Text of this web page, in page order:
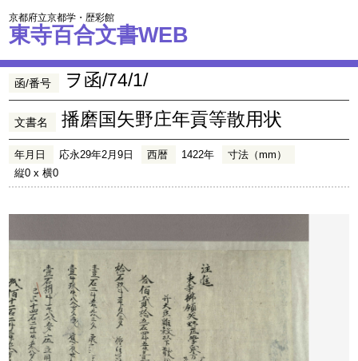
京都府立京都学・歴彩館
東寺百合文書WEB
函/番号 ヲ函/74/1/
文書名 播磨国矢野庄年貢等散用状
年月日 応永29年2月9日 西暦 1422年
寸法（mm）
縦0 x 横0